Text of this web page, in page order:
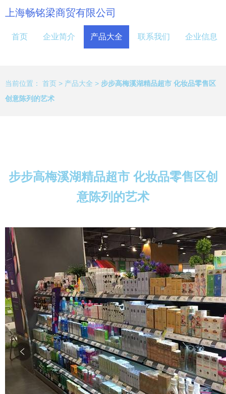
上海畅铭梁商贸有限公司
首页 企业简介 产品大全 联系我们 企业信息
当前位置： 首页 > 产品大全 > 步步高梅溪湖精品超市 化妆品零售区
创意陈列的艺术
步步高梅溪湖精品超市 化妆品零售区创
意陈列的艺术